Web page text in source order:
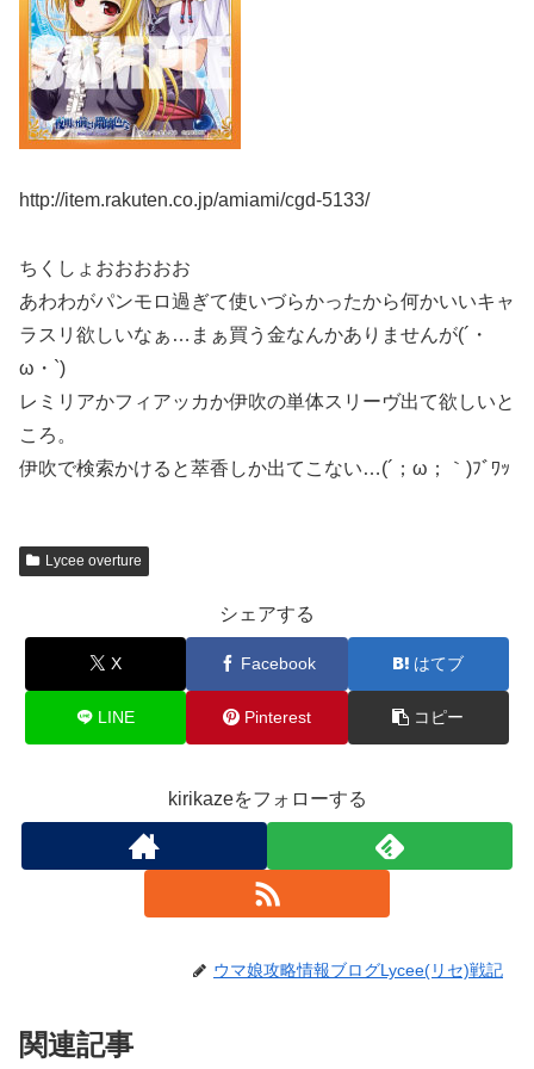
http://item.rakuten.co.jp/amiami/cgd-5133/
ちくしょおおおおお
あわわがパンモロ過ぎて使いづらかったから何かいいキャ
ラスリ欲しいなぁ…まぁ買う金なんかありませんが(´・
ω・`)
レミリアかフィアッカか伊吹の単体スリーヴ出て欲しいと
ころ。
伊吹で検索かけると萃香しか出てこない…(´；ω；｀)ﾌﾞﾜｯ
Lycee overture
シェアする
X Facebook はてブ
LINE Pinterest コピー
kirikazeをフォローする
ウマ娘攻略情報ブログLycee(リセ)戦記
関連記事